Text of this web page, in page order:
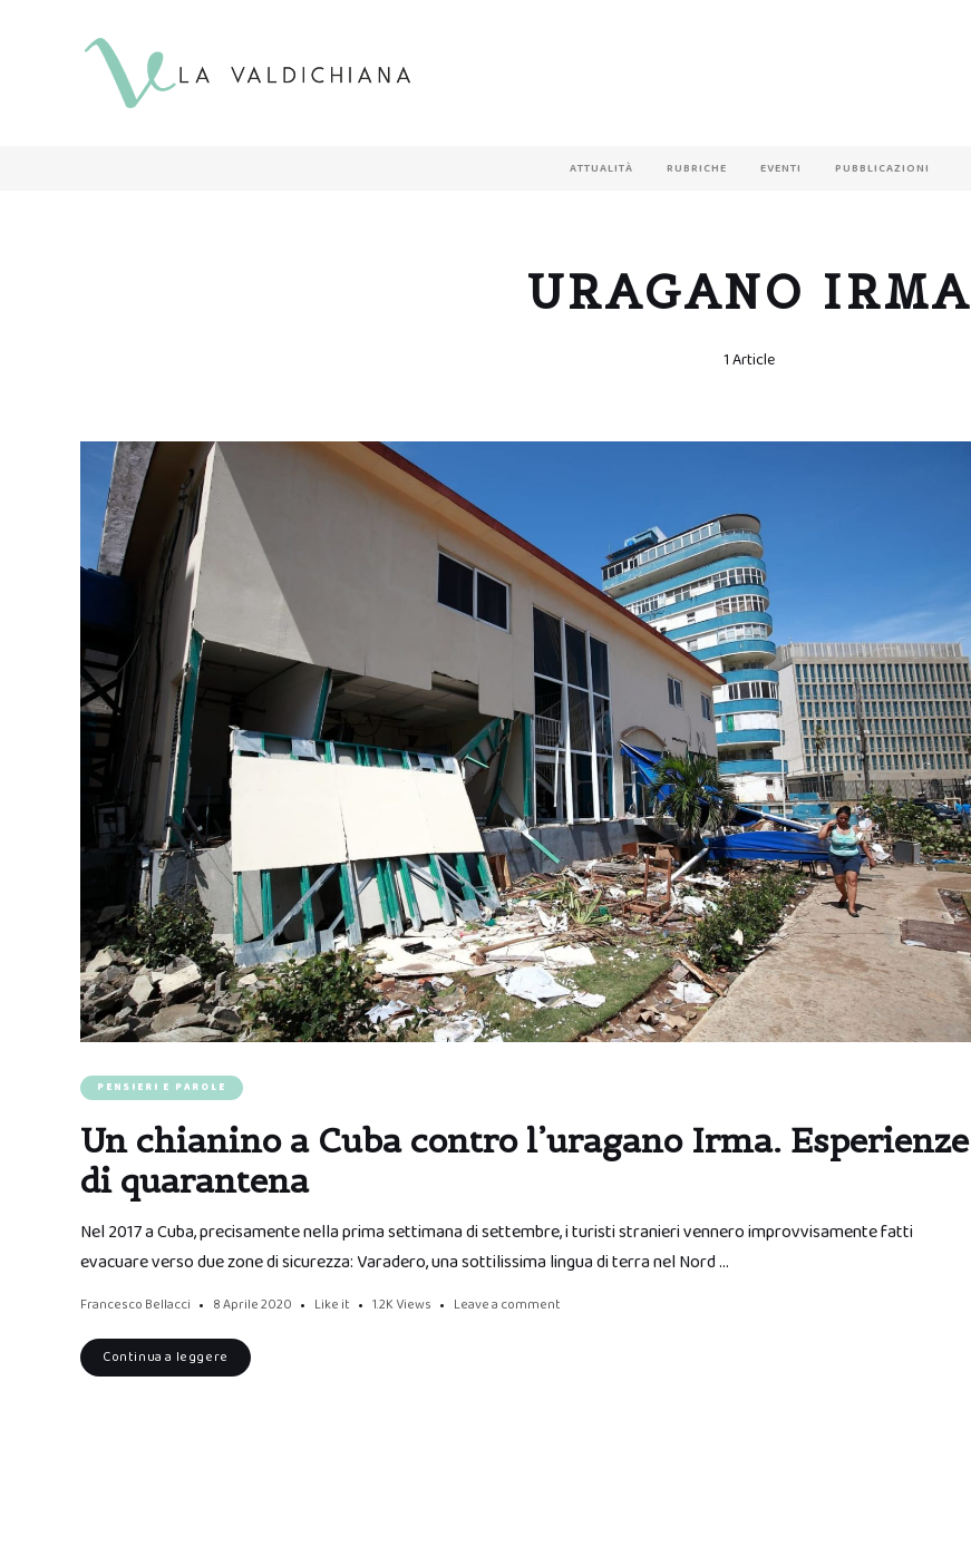
ATTUALITÀ RUBRICHE EVENTI PUBBLICAZIONI
URAGANO IRMA
1 Article
PENSIERI E PAROLE
Un chianino a Cuba contro l’uragano Irma. Esperienze
di quarantena
Nel 2017 a Cuba, precisamente nella prima settimana di settembre, i turisti stranieri vennero improvvisamente fatti
evacuare verso due zone di sicurezza: Varadero, una sottilissima lingua di terra nel Nord …
Francesco Bellacci 8 Aprile 2020 Like it 1.2K Views Leave a comment
Continua a leggere